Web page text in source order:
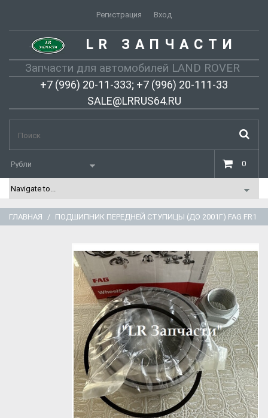
Регистрация Вход
- LR ЗАПЧАСТИ
Запчасти для автомобилей LAND ROVER
+7 (996) 20-11-333; +7 (996) 20-111-33
SALE@LRRUS64.RU
0
ГЛАВНАЯ ПОДШИПНИК ПЕРЕДНЕЙ СТУПИЦЫ (ДО 2001Г) FAG FR1